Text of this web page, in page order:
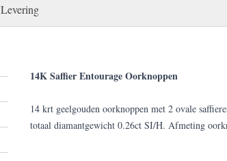
14K Saffier Entourage Oorknoppen
14 krt geelgouden oorknoppen met 2 ovale
totaal diamantgewicht 0.26ct SI/H. Afmeting
Levering